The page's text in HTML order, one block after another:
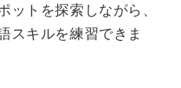
ットを探索しながら、
スキルを練習できま